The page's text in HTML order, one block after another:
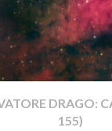
DRAGO:
155)